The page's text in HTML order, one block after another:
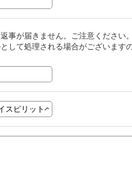
事が届きません。ご注意ください。
して処理される場合がございます